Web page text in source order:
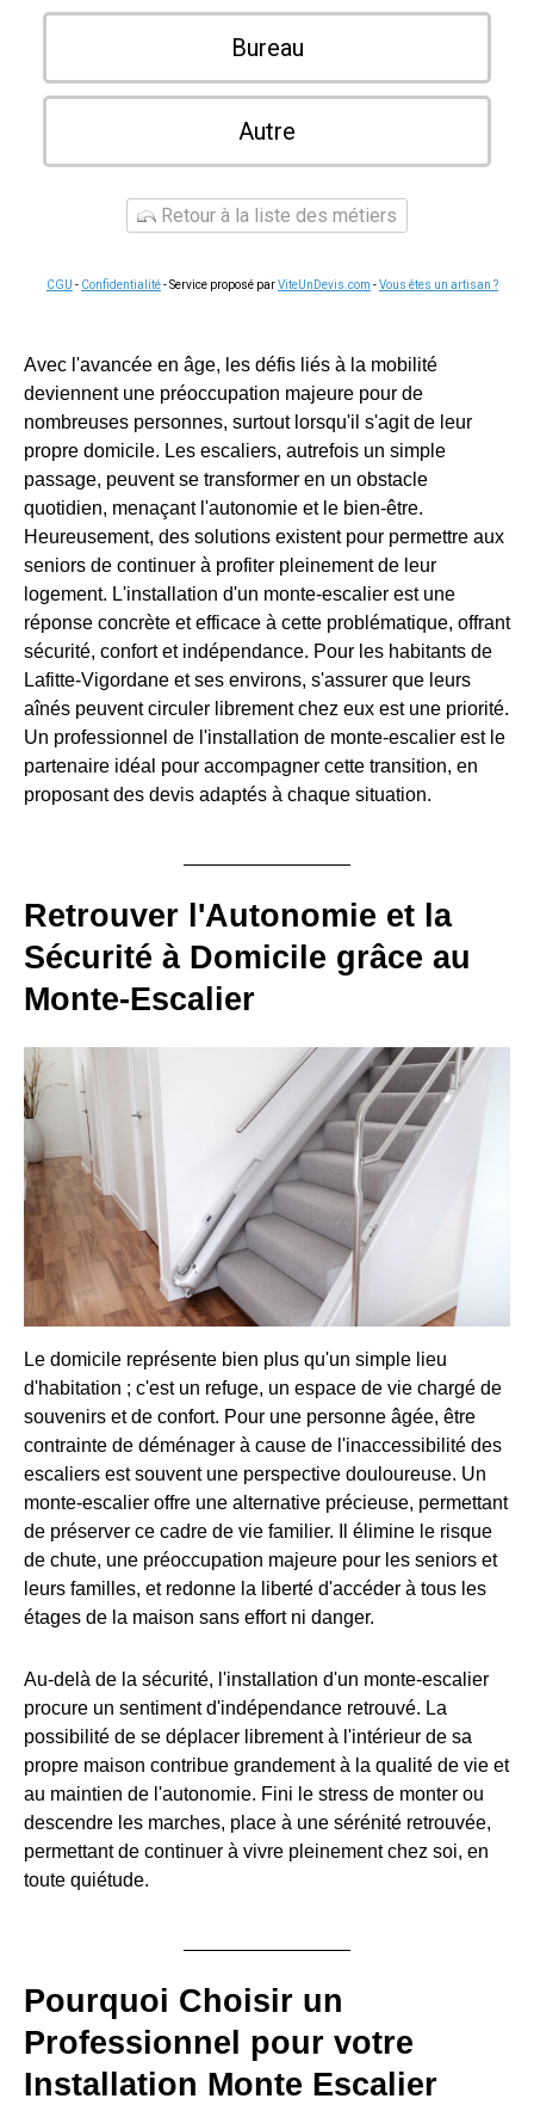
Bureau
Autre
Retour à la liste des métiers
CGU - Confidentialité- Service proposé parViteUnDevis.com -Vous êtes un artisan ?
Avec l'avancée en âge, les défis liés à la mobilité
deviennent une préoccupation majeure pour de
nombreuses personnes, surtout lorsqu'il s'agit de leur
propre domicile. Les escaliers, autrefois un simple
passage, peuvent se transformer en un obstacle
quotidien, menaçant l'autonomie et le bien-être.
Heureusement, des solutions existent pour permettre aux
seniors de continuer à profiter pleinement de leur
logement. L'installation d'un monte-escalier est une
réponse concrète et efficace à cette problématique, offrant
sécurité, confort et indépendance. Pour les habitants de
Lafitte-Vigordane et ses environs, s'assurer que leurs
aînés peuvent circuler librement chez eux est une priorité.
Un professionnel de l'installation de monte-escalier est le
partenaire idéal pour accompagner cette transition, en
proposant des devis adaptés à chaque situation.
Retrouver l'Autonomie et la
Sécurité à Domicile grâce au
Monte-Escalier
Le domicile représente bien plus qu'un simple lieu
d'habitation ; c'est un refuge, un espace de vie chargé de
souvenirs et de confort. Pour une personne âgée, être
contrainte de déménager à cause de l'inaccessibilité des
escaliers est souvent une perspective douloureuse. Un
monte-escalier offre une alternative précieuse, permettant
de préserver ce cadre de vie familier. Il élimine le risque
de chute, une préoccupation majeure pour les seniors et
leurs familles, et redonne la liberté d'accéder à tous les
étages de la maison sans effort ni danger.
Au-delà de la sécurité, l'installation d'un monte-escalier
procure un sentiment d'indépendance retrouvé. La
possibilité de se déplacer librement à l'intérieur de sa
propre maison contribue grandement à la qualité de vie et
au maintien de l'autonomie. Fini le stress de monter ou
descendre les marches, place à une sérénité retrouvée,
permettant de continuer à vivre pleinement chez soi, en
toute quiétude.
Pourquoi Choisir un
Professionnel pour votre
Installation Monte Escalier